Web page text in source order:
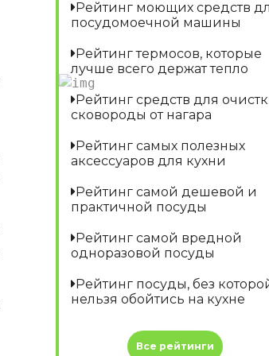
Рейтинг моющих средств
посудомоечной машины
Рейтинг термосов, которые
лучше всего держат тепло
Рейтинг средств для
сковороды от нагара
Рейтинг самых полезных
аксессуаров для кухни
Рейтинг самой дешевой и
практичной посуды
Рейтинг самой вредной
одноразовой посуды
Рейтинг посуды, без
нельзя обойтись на кухне
Все рейтинги